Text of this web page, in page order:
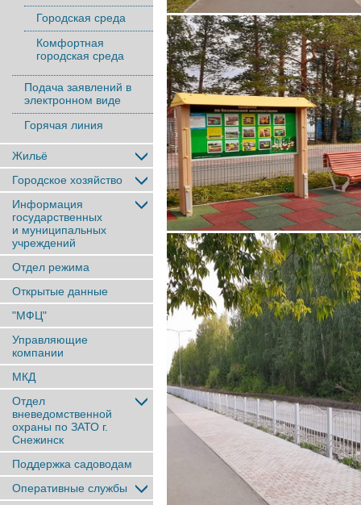
Городская среда
Комфортная
городская среда
Подача заявлений в
электронном виде
Горячая линия
Жильё
Городское хозяйство
Информация
государственных
и муниципальных
учреждений
Отдел режима
Открытые данные
"МФЦ"
Управляющие
компании
МКД
Отдел
вневедомственной
охраны по ЗАТО г.
Снежинск
Поддержка садоводам
Оперативные службы